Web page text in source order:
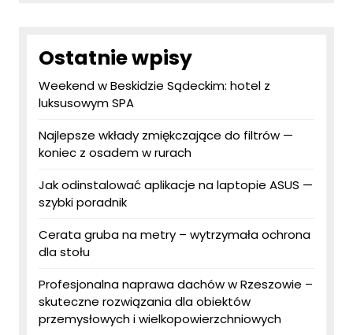
Ostatnie wpisy
Weekend w Beskidzie Sądeckim: hotel z
luksusowym SPA
Najlepsze wkłady zmiękczające do filtrów —
koniec z osadem w rurach
Jak odinstalować aplikacje na laptopie ASUS —
szybki poradnik
Cerata gruba na metry – wytrzymała ochrona
dla stołu
Profesjonalna naprawa dachów w Rzeszowie –
skuteczne rozwiązania dla obiektów
przemysłowych i wielkopowierzchniowych